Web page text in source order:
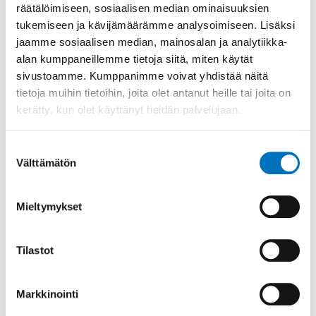
räätälöimiseen, sosiaalisen median ominaisuuksien
tukemiseen ja kävijämäärämme analysoimiseen. Lisäksi
jaamme sosiaalisen median, mainosalan ja analytiikka-
alan kumppaneillemme tietoja siitä, miten käytät
sivustoamme. Kumppanimme voivat yhdistää näitä
tietoja muihin tietoihin, joita olet antanut heille tai joita on
kerätty, kun olet käyttänyt heidän palvelujaan.
valinta
Välttämätön
Mieltymykset
Tilastot
Markkinointi
i
e
a
n
a
Yhdistyksille suunnatut palvelut
Yhdistystoiminnan perusteet
Reilu yhdistystoiminta ja turvallisen tilan
Jaa sosiaalisessa mediassa